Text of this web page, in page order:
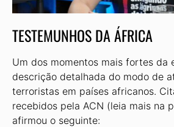
TESTEMUNHOS DA ÁFRICA
Um dos momentos mais fortes da
descrição detalhada do modo de
terroristas em países africanos.
recebidos pela ACN (leia mais na
afirmou o seguinte: